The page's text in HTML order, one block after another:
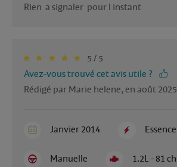
Rien  a signaler  pour l instant
5 / 5
Avez-vous trouvé cet avis utile ?
Rédigé par Marie helene, en août 2025
Janvier 2014 Essence
Manuelle 1.2L - 81 ch